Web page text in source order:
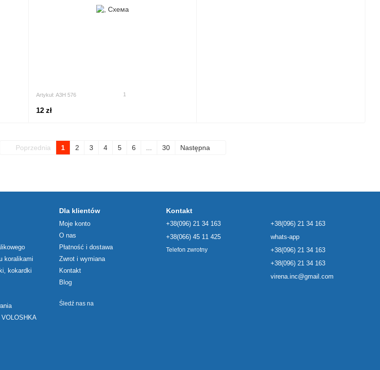
Artykuł: А3Н 576 1
12 zł
Poprzednia 1 2 3 4 5 6 30 Następna
koralikami
kokardki
Dla klientów
Moje konto
O nas
Płatność i dostawa
Zwrot i wymiana
Kontakt
Blog
Śledź nas na
Kontakt
+38(096) 21 34 163
+38(066) 45 11 425
Telefon zwrotny
+38(096) 21 34 163
whats-app
+38(096) 21 34 163
+38(096) 21 34 163
virena.inc@gmail.com